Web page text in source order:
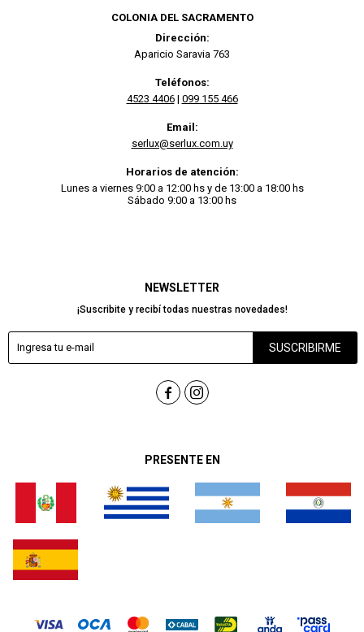
PRESENTE EN
NEWSLETTER
¡Suscribite y recibí todas nuestras novedades!
SUSCRIBIRME
 
COLONIA DEL SACRAMENTO
Dirección:
Aparicio Saravia 763
Teléfonos:
4523 4406| 099 155 466
Email:
serlux@serlux.com.uy
Horarios de atención:
Lunes a viernes 9:00 a 12:00 hs y de 13:00 a 18:00 hs
Sábado 9:00 a 13:00 hs